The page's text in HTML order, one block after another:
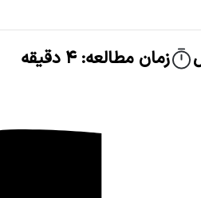
زمان مطالعه: 4 دقیقه